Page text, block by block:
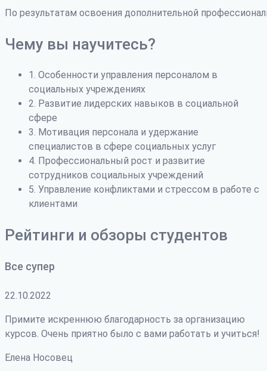
По результатам освоения дополнительной
Чему вы научитесь?
1. Особенности управления персоналом в
социальных учреждениях
2. Развитие лидерских навыков в социальной
сфере
3. Мотивация персонала и удержание
специалистов в сфере социальных услуг
4. Профессиональный рост и развитие
сотрудников социальных учреждений
5. Управление конфликтами и стрессом в работе с
клиентами
Рейтинги и обзоры студентов
Все супер
22.10.2022
Примите искреннюю благодарность за организацию
курсов. Очень приятно было с вами работать и учиться!
Елена Носовец